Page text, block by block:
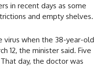
in recent days as some
and empty shelves.
when the 38-year-old
12, the minister said. Five
day, the doctor was